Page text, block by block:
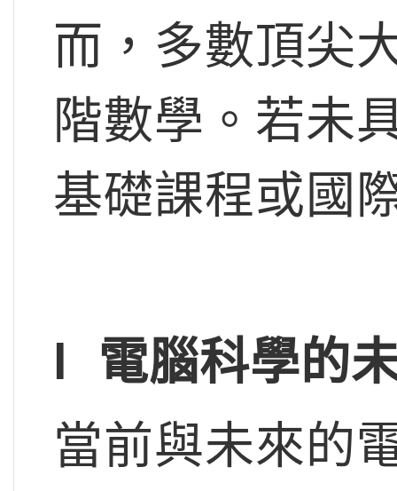
而，多數頂尖
階數學。若未
基礎課程或國
l 電腦科學的
當前與未來的